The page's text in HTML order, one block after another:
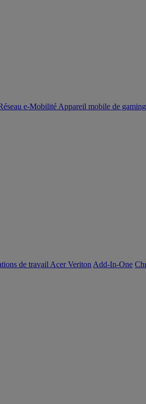
e-Mobilité Appareil mobile de gaming
de travail Acer Veriton Add-In-One